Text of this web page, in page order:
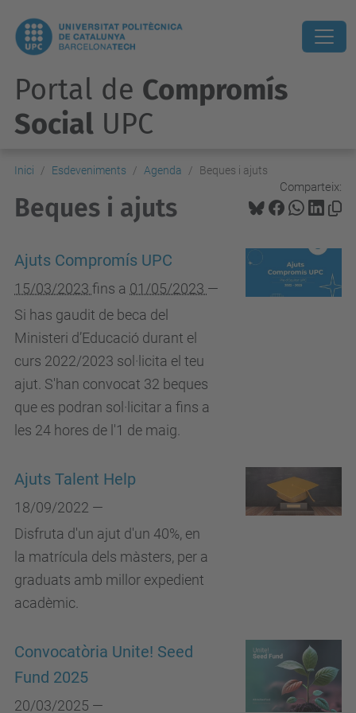
Portal de Compromís
Social UPC
Inici Esdeveniments Agenda Beques i ajuts
Comparteix:
Beques i ajuts
Ajuts Compromís UPC
15/03/2023 fins a 01/05/2023 —
Si has gaudit de beca del
Ministeri d’Educació durant el
curs 2022/2023 sol·licita el teu
ajut. S'han convocat 32 beques
que es podran sol·licitar a fins a
les 24 hores de l'1 de maig.
Ajuts Talent Help
18/09/2022 —
Disfruta d'un ajut d'un 40%, en
la matrícula dels màsters, per a
graduats amb millor expedient
acadèmic.
Convocatòria Unite! Seed
Fund 2025
20/03/2025 —